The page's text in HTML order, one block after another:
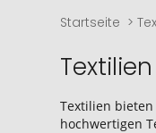
Startseite
Textilien
hochwertigen